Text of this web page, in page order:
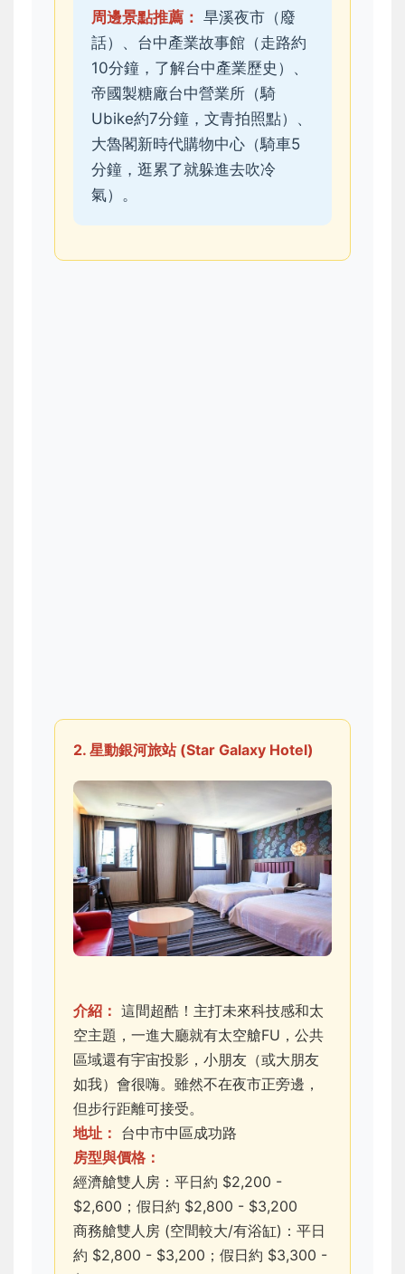
周邊景點推薦： 旱溪夜市（廢
話）、台中產業故事館（走路約
10分鐘，了解台中產業歷史）、
帝國製糖廠台中營業所（騎
Ubike約7分鐘，文青拍照點）、
大魯閣新時代購物中心（騎車5
分鐘，逛累了就躲進去吹冷
氣）。
2. 星動銀河旅站 (Star Galaxy Hotel)
介紹： 這間超酷！主打未來科技感和太
空主題，一進大廳就有太空艙FU，公共
區域還有宇宙投影，小朋友（或大朋友
如我）會很嗨。雖然不在夜市正旁邊，
但步行距離可接受。
地址： 台中市中區成功路
房型與價格：
經濟艙雙人房：平日約 $2,200 -
$2,600；假日約 $2,800 - $3,200
商務艙雙人房 (空間較大/有浴缸)：平日
約 $2,800 - $3,200；假日約 $3,300 -